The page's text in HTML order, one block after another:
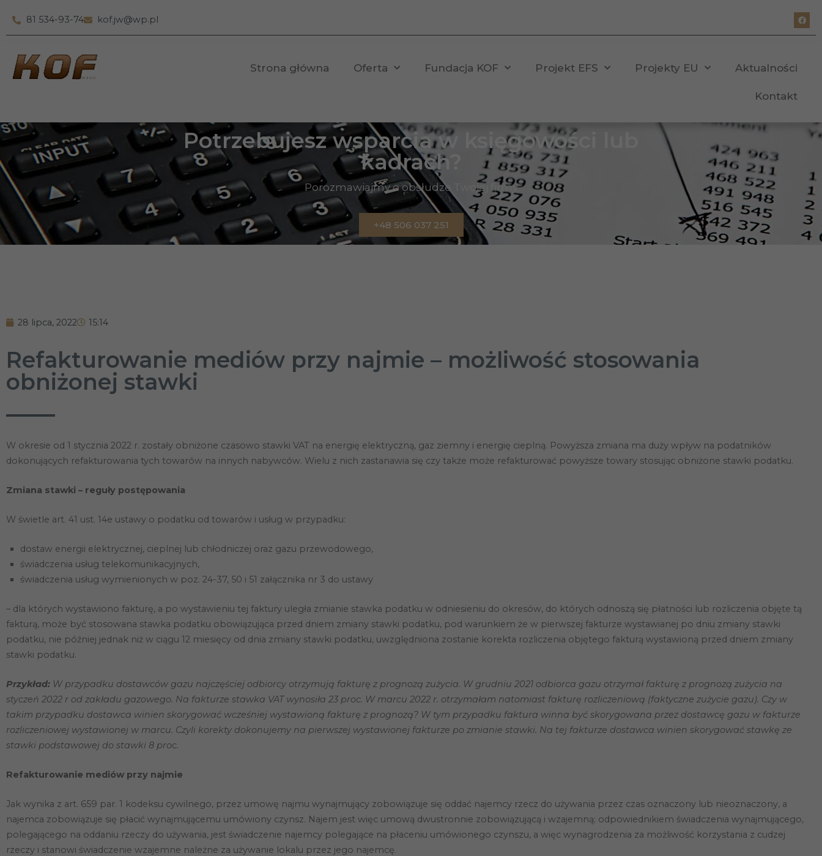
81 534-93-74 kof.jw@wp.pl
Strona główna Oferta Fundacja KOF Projekt EFS Projekty EU Aktualności
Kontakt
Potrzebujesz wsparcia w księgowości lub
kadrach?
Porozmawiajmy o obsłudze Twojej firmy
+48 506 037 251
28 lipca, 2022 15:14
Refakturowanie mediów przy najmie – możliwość stosowania
obniżonej stawki
W okresie od 1 stycznia 2022 r. zostały obniżone czasowo stawki VAT na energię elektryczną, gaz ziemny i energię cieplną. Powyższa zmiana ma duży wpływ na podatników
dokonujących refakturowania tych towarów na innych nabywców. Wielu z nich zastanawia się czy także może refakturować powyższe towary stosując obniżone stawki podatku.
Zmiana stawki – reguły postępowania
W świetle art. 41 ust. 14e ustawy o podatku od towarów i usług w przypadku:
dostaw energii elektrycznej, cieplnej lub chłodniczej oraz gazu przewodowego,
świadczenia usług telekomunikacyjnych,
świadczenia usług wymienionych w poz. 24-37, 50 i 51 załącznika nr 3 do ustawy
– dla których wystawiono fakturę, a po wystawieniu tej faktury uległa zmianie stawka podatku w odniesieniu do okresów, do których odnoszą się płatności lub rozliczenia objęte tą
fakturą, może być stosowana stawka podatku obowiązująca przed dniem zmiany stawki podatku, pod warunkiem że w pierwszej fakturze wystawianej po dniu zmiany stawki
podatku, nie później jednak niż w ciągu 12 miesięcy od dnia zmiany stawki podatku, uwzględniona zostanie korekta rozliczenia objętego fakturą wystawioną przed dniem zmiany
stawki podatku.
Przykład: W przypadku dostawców gazu najczęściej odbiorcy otrzymują fakturę z prognozą zużycia. W grudniu 2021 odbiorca gazu otrzymał fakturę z prognozą zużycia na
styczeń 2022 r od zakładu gazowego. Na fakturze stawka VAT wynosiła 23 proc. W marcu 2022 r. otrzymałam natomiast fakturę rozliczeniową (faktyczne zużycie gazu). Czy w
takim przypadku dostawca winien skorygować wcześniej wystawioną fakturę z prognozą? W tym przypadku faktura winna być skorygowana przez dostawcę gazu w fakturze
rozliczeniowej wystawionej w marcu. Czyli korekty dokonujemy na pierwszej wystawionej fakturze po zmianie stawki. Na tej fakturze dostawca winien skorygować stawkę ze
stawki podstawowej do stawki 8 proc.
Refakturowanie mediów przy najmie
Jak wynika z art. 659 par. 1 kodeksu cywilnego, przez umowę najmu wynajmujący zobowiązuje się oddać najemcy rzecz do używania przez czas oznaczony lub nieoznaczony, a
najemca zobowiązuje się płacić wynajmującemu umówiony czynsz. Najem jest więc umową dwustronnie zobowiązującą i wzajemną; odpowiednikiem świadczenia wynajmującego,
polegającego na oddaniu rzeczy do używania, jest świadczenie najemcy polegające na płaceniu umówionego czynszu, a więc wynagrodzenia za możliwość korzystania z cudzej
rzeczy i stanowi świadczenie wzajemne należne za używanie lokalu przez jego najemcę.